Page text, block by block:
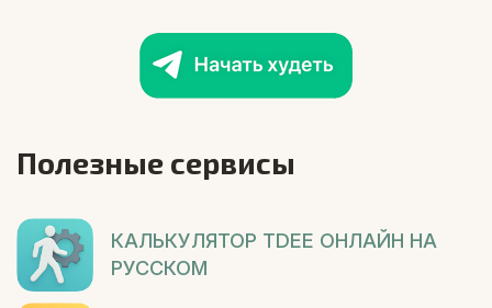
Полезные сервисы
КАЛЬКУЛЯТОР TDEE ОНЛАЙН НА
РУССКОМ